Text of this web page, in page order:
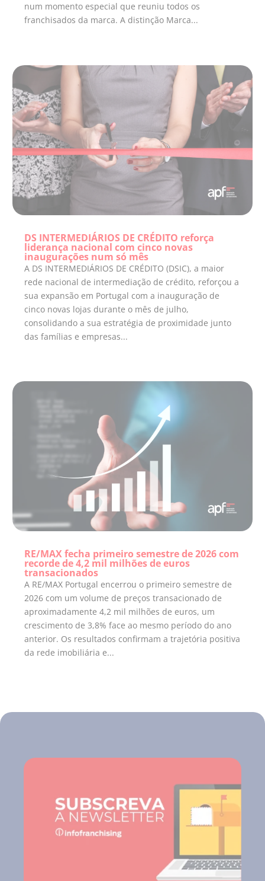
num momento especial que reuniu todos os
franchisados da marca. A distinção Marca...
DS INTERMEDIÁRIOS DE CRÉDITO reforça
liderança nacional com cinco novas
inaugurações num só mês
A DS INTERMEDIÁRIOS DE CRÉDITO (DSIC), a maior
rede nacional de intermediação de crédito, reforçou a
sua expansão em Portugal com a inauguração de
cinco novas lojas durante o mês de julho,
consolidando a sua estratégia de proximidade junto
das famílias e empresas...
RE/MAX fecha primeiro semestre de 2026 com
recorde de 4,2 mil milhões de euros
transacionados
A RE/MAX Portugal encerrou o primeiro semestre de
2026 com um volume de preços transacionado de
aproximadamente 4,2 mil milhões de euros, um
crescimento de 3,8% face ao mesmo período do ano
anterior. Os resultados confirmam a trajetória positiva
da rede imobiliária e...